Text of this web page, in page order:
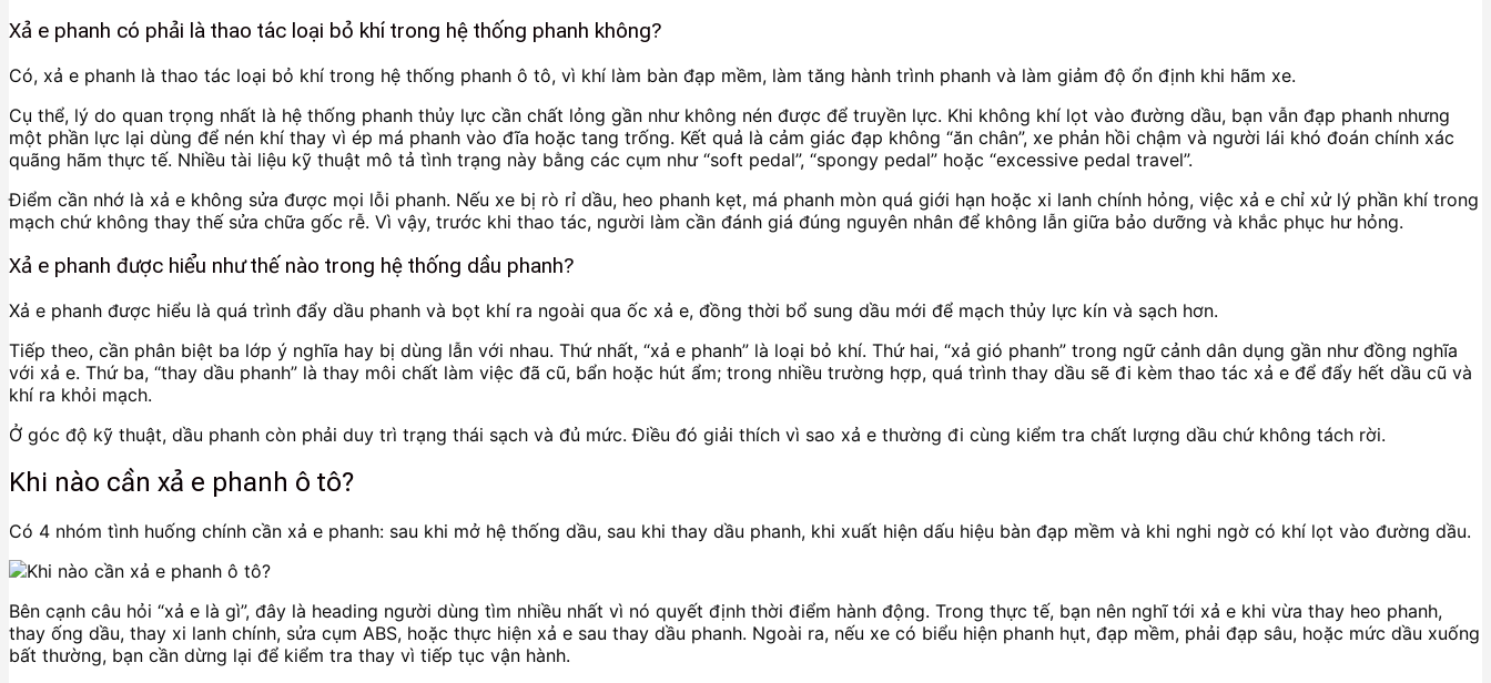
Xả e phanh có phải là thao tác loại bỏ khí trong hệ thống phanh không?
Có, xả e phanh là thao tác loại bỏ khí trong hệ thống phanh ô tô, vì khí làm bàn đạp mềm, làm tăng hành trình phanh và làm giảm độ ổn định khi hãm xe.
Cụ thể, lý do quan trọng nhất là hệ thống phanh thủy lực cần chất lỏng gần như không nén được để truyền lực. Khi không khí lọt vào đường dầu, bạn vẫn đạp phanh nhưng
một phần lực lại dùng để nén khí thay vì ép má phanh vào đĩa hoặc tang trống. Kết quả là cảm giác đạp không “ăn chân”, xe phản hồi chậm và người lái khó đoán chính xác
quãng hãm thực tế. Nhiều tài liệu kỹ thuật mô tả tình trạng này bằng các cụm như “soft pedal”, “spongy pedal” hoặc “excessive pedal travel”.
Điểm cần nhớ là xả e không sửa được mọi lỗi phanh. Nếu xe bị rò rỉ dầu, heo phanh kẹt, má phanh mòn quá giới hạn hoặc xi lanh chính hỏng, việc xả e chỉ xử lý phần khí trong
mạch chứ không thay thế sửa chữa gốc rễ. Vì vậy, trước khi thao tác, người làm cần đánh giá đúng nguyên nhân để không lẫn giữa bảo dưỡng và khắc phục hư hỏng.
Xả e phanh được hiểu như thế nào trong hệ thống dầu phanh?
Xả e phanh được hiểu là quá trình đẩy dầu phanh và bọt khí ra ngoài qua ốc xả e, đồng thời bổ sung dầu mới để mạch thủy lực kín và sạch hơn.
Tiếp theo, cần phân biệt ba lớp ý nghĩa hay bị dùng lẫn với nhau. Thứ nhất, “xả e phanh” là loại bỏ khí. Thứ hai, “xả gió phanh” trong ngữ cảnh dân dụng gần như đồng nghĩa
với xả e. Thứ ba, “thay dầu phanh” là thay môi chất làm việc đã cũ, bẩn hoặc hút ẩm; trong nhiều trường hợp, quá trình thay dầu sẽ đi kèm thao tác xả e để đẩy hết dầu cũ và
khí ra khỏi mạch.
Ở góc độ kỹ thuật, dầu phanh còn phải duy trì trạng thái sạch và đủ mức. Điều đó giải thích vì sao xả e thường đi cùng kiểm tra chất lượng dầu chứ không tách rời.
Khi nào cần xả e phanh ô tô?
Có 4 nhóm tình huống chính cần xả e phanh: sau khi mở hệ thống dầu, sau khi thay dầu phanh, khi xuất hiện dấu hiệu bàn đạp mềm và khi nghi ngờ có khí lọt vào đường dầu.
Bên cạnh câu hỏi “xả e là gì”, đây là heading người dùng tìm nhiều nhất vì nó quyết định thời điểm hành động. Trong thực tế, bạn nên nghĩ tới xả e khi vừa thay heo phanh,
thay ống dầu, thay xi lanh chính, sửa cụm ABS, hoặc thực hiện xả e sau thay dầu phanh. Ngoài ra, nếu xe có biểu hiện phanh hụt, đạp mềm, phải đạp sâu, hoặc mức dầu xuống
bất thường, bạn cần dừng lại để kiểm tra thay vì tiếp tục vận hành.